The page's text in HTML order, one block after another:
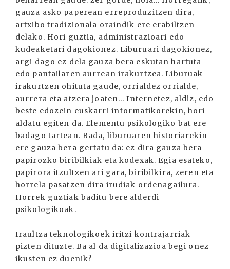
gauza asko paperean erreproduzitzen dira,
artxibo tradizionala oraindik ere erabiltzen
delako. Hori guztia, administrazioari edo
kudeaketari dagokionez. Liburuari dagokionez,
argi dago ez dela gauza bera eskutan hartuta
edo pantailaren aurrean irakurtzea. Liburuak
irakurtzen ohituta gaude, orrialdez orrialde,
aurrera eta atzera joaten... Internetez, aldiz, edo
beste edozein euskarri informatikorekin, hori
aldatu egiten da. Elementu psikologiko bat ere
badago tartean. Bada, liburuaren historiarekin
ere gauza bera gertatu da: ez dira gauza bera
papirozko biribilkiak eta kodexak. Egia esateko,
papirora itzultzen ari gara, biribilkira, zeren eta
horrela pasatzen dira irudiak ordenagailura.
Horrek guztiak baditu bere alderdi
psikologikoak.
Iraultza teknologikoek iritzi kontrajarriak
pizten dituzte. Ba al da digitalizazioa begi onez
ikusten ez duenik?